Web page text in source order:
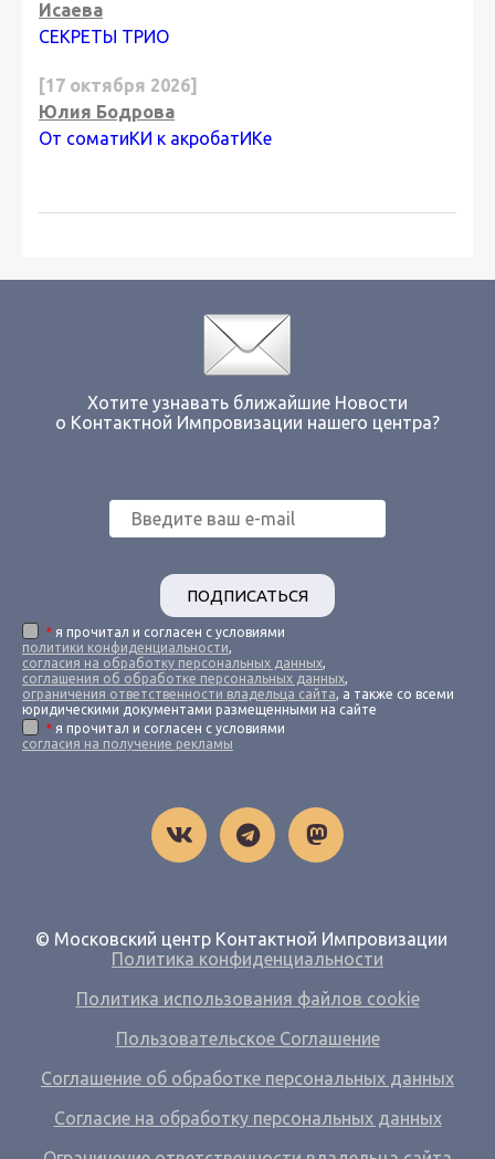
Исаева
СЕКРЕТЫ ТРИО
[17 октября 2026]
Юлия Бодрова
От соматиКИ к акробатИКе
Хотите узнавать ближайшие Новости
о Контактной Импровизации нашего центра?
ПОДПИСАТЬСЯ
* я прочитал и согласен с условиями
политики конфиденциальности,
согласия на обработку персональных данных,
соглашения об обработке персональных данных,
ограничения ответственности владельца сайта, а также со всеми
юридическими документами размещенными на сайте
* я прочитал и согласен с условиями
согласия на получение рекламы
© Московский центр Контактной Импровизации
Политика конфиденциальности
Политика использования файлов cookie
Пользовательское Соглашение
Соглашение об обработке персональных данных
Согласие на обработку персональных данных